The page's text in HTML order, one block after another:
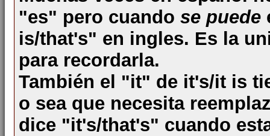
"es" pero cuando se puede
is/that's" en ingles. Es la
para recordarla.
También el "it" de it's/it is
o sea que necesita
dice "it's/that's" cuando